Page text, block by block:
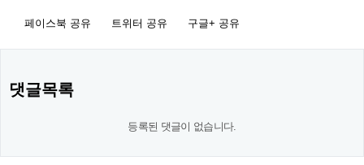
페이스북 공유 트위터 공유 구글+ 공유
댓글목록
등록된 댓글이 없습니다.